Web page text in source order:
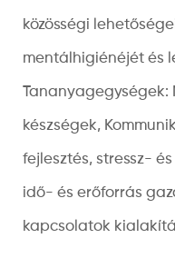
közösségi
mentálhigiénéjét és
Tananyagegységek:
készségek,
fejlesztés, stressz-
idő- és erőforrás
kapcsolatok